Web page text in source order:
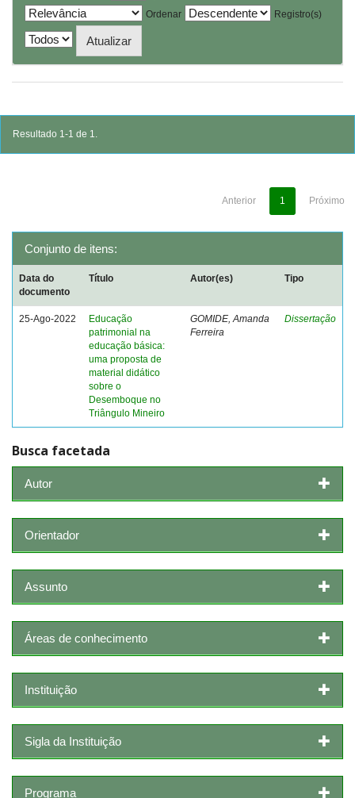
Ordenar
Registro(s)
Resultado 1-1 de 1.
Anterior 1 Próximo
Conjunto de itens:
Data do
documento
Título Autor(es) Tipo
25-Ago-2022
Educação
patrimonial na
educação básica:
uma proposta de
material didático
sobre o
Desemboque no
Triângulo Mineiro
GOMIDE, Amanda
Ferreira
Dissertação
Busca facetada
Autor
Orientador
Assunto
Áreas de conhecimento
Instituição
Sigla da Instituição
Programa